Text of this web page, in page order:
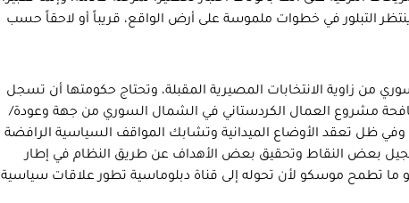
التبلور في خطوات ملموسة على أرض الواقع، قريباً أو لاحقاً حسب
من زاوية الانتخابات المصيرية المقبلة، وتحتاج حكومتها أن تسجل
مشروع العمال الكردستاني في الشمال السوري من جهة وعودة/
وفي ظل تعقد الأوضاع الميدانية وتشابك المواقف السياسية الرافضة
تسجيل بعض النقاط وتحقيق بعض الأهداف عن طريق النظام في إطار
تطمح موسكو لأن تحوله إلى قناة دبلوماسية تطور علاقات سياسية